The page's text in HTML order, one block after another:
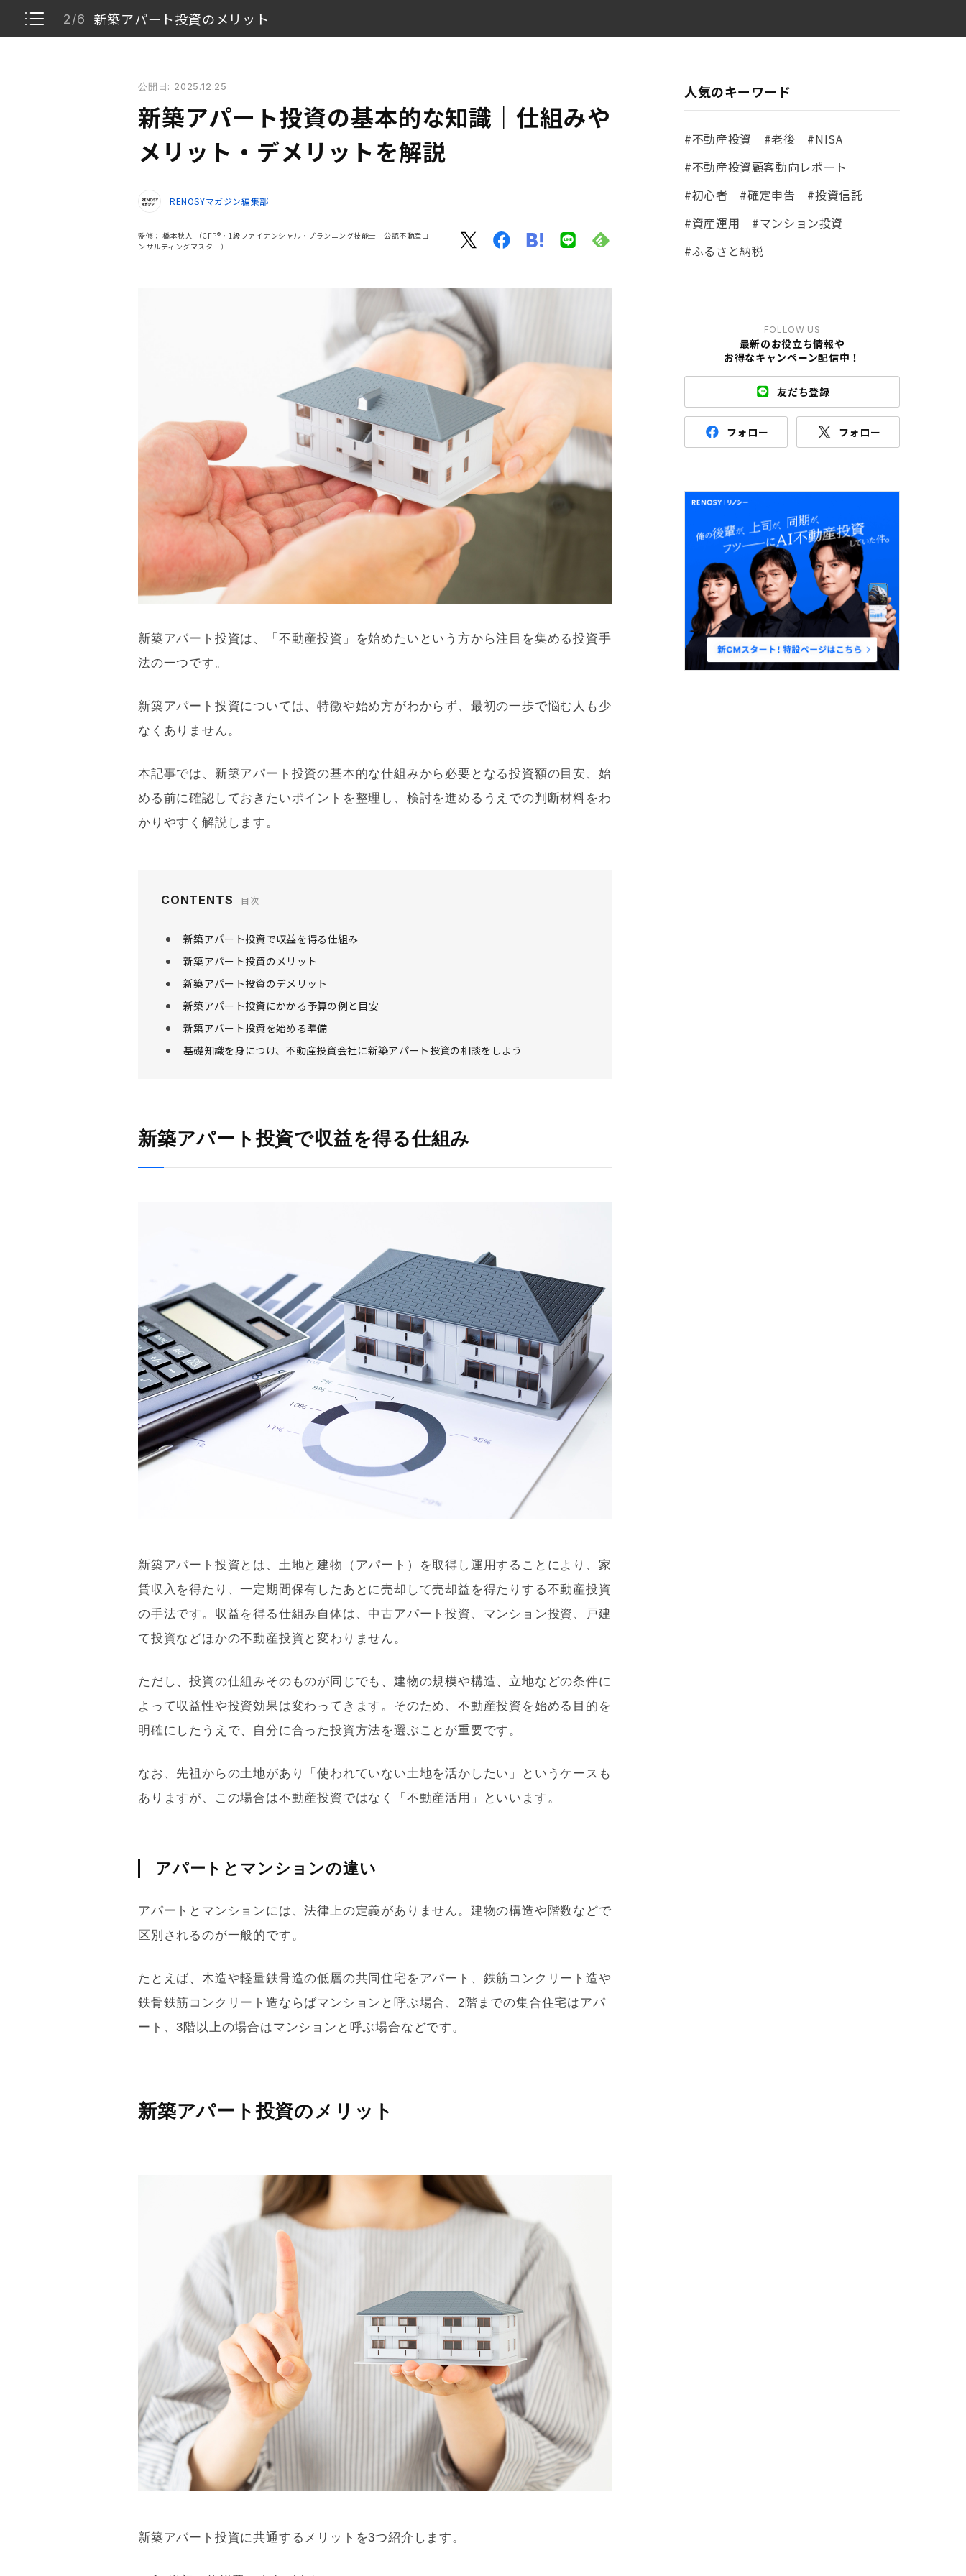
2/6 新築アパート投資のメリット
新築アパート投資で収益を得る仕組み
新築アパート投資のメリット
新築アパート投資にかかる予算の例と目安
新築アパート投資を始める準備
基礎知識を身につけ、不動産投資会社に新築アパート投資の相談をしよう
公開日: 2025.12.25
新築アパート投資の基本的な知識｜仕組みや
メリット・デメリットを解説
RENOSYマガジン編集部
監修： 橋本秋人
（CFP®・1級ファイナンシャル・プランニング技能士 公認不動産コ
ンサルティングマスター）
新築アパート投資は、「不動産投資」を始めたいという方から注目を集める投資手
法の一つです。
新築アパート投資については、特徴や始め方がわからず、最初の一歩で悩む人も少
なくありません。
本記事では、新築アパート投資の基本的な仕組みから必要となる投資額の目安、始
める前に確認しておきたいポイントを整理し、検討を進めるうえでの判断材料をわ
かりやすく解説します。
CONTENTS 目次
新築アパート投資で収益を得る仕組み
新築アパート投資のメリット
新築アパート投資のデメリット
新築アパート投資にかかる予算の例と目安
新築アパート投資を始める準備
基礎知識を身につけ、不動産投資会社に新築アパート投資の相談をしよう
新築アパート投資で収益を得る仕組み
新築アパート投資とは、土地と建物（アパート）を取得し運用することにより、家
賃収入を得たり、一定期間保有したあとに売却して売却益を得たりする不動産投資
の手法です。収益を得る仕組み自体は、中古アパート投資、マンション投資、戸建
て投資などほかの不動産投資と変わりません。
ただし、投資の仕組みそのものが同じでも、建物の規模や構造、立地などの条件に
よって収益性や投資効果は変わってきます。そのため、不動産投資を始める目的を
明確にしたうえで、自分に合った投資方法を選ぶことが重要です。
なお、先祖からの土地があり「使われていない土地を活かしたい」というケースも
ありますが、この場合は不動産投資ではなく「不動産活用」といいます。
アパートとマンションの違い
アパートとマンションには、法律上の定義がありません。建物の構造や階数などで
区別されるのが一般的です。
たとえば、木造や軽量鉄骨造の低層の共同住宅をアパート、鉄筋コンクリート造や
鉄骨鉄筋コンクリート造ならばマンションと呼ぶ場合、2階までの集合住宅はアパ
ート、3階以上の場合はマンションと呼ぶ場合などです。
新築アパート投資のメリット
新築アパート投資に共通するメリットを3つ紹介します。
人気のキーワード
#不動産投資 #老後
#NISA
#不動産投資顧客動向レポート
#初心者
#確定申告
#投資信託
#資産運用
#マンション投資
#ふるさと納税
FOLLOW US
最新のお役立ち情報や
お得なキャンペーン配信中！
友だち登録
フォロー フォロー